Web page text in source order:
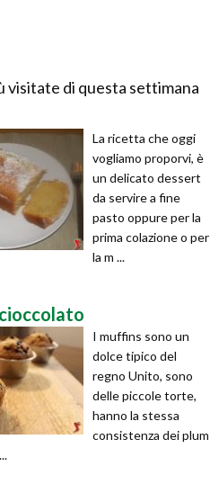
visitate di questa settimana
La ricetta che oggi
vogliamo proporvi, è
un delicato dessert
da servire a fine
pasto oppure per la
prima colazione o per
la m ...
I muffins sono un
dolce tipico del
regno Unito, sono
delle piccole torte,
hanno la stessa
consistenza dei plum